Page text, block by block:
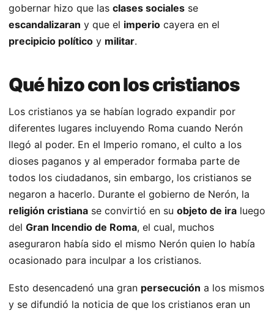
gobernar hizo que las clases sociales se
escandalizaran y que el imperio cayera en el
precipicio político y militar.
Qué hizo con los cristianos
Los cristianos ya se habían logrado expandir por
diferentes lugares incluyendo Roma cuando Nerón
llegó al poder. En el Imperio romano, el culto a los
dioses paganos y al emperador formaba parte de
todos los ciudadanos, sin embargo, los cristianos se
negaron a hacerlo. Durante el gobierno de Nerón, la
religión cristiana se convirtió en su objeto de ira luego
del Gran Incendio de Roma, el cual, muchos
aseguraron había sido el mismo Nerón quien lo había
ocasionado para inculpar a los cristianos.
Esto desencadenó una gran persecución a los mismos
y se difundió la noticia de que los cristianos eran un